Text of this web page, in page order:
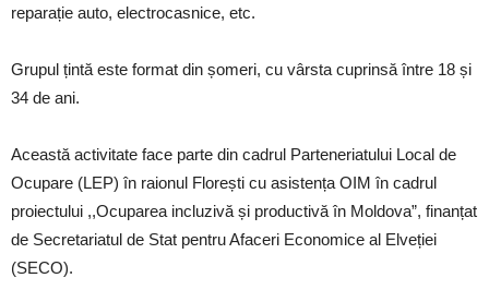
reparație auto, electrocasnice, etc.
Grupul țintă este format din șomeri, cu vârsta cuprinsă între 18 și
34 de ani.
Această activitate face parte din cadrul Parteneriatului Local de
Ocupare (LEP) în raionul Florești cu asistența OIM în cadrul
proiectului ,,Ocuparea incluzivă și productivă în Moldova”, finanțat
de Secretariatul de Stat pentru Afaceri Economice al Elveției
(SECO).